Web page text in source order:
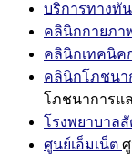
บริการทางทั
คลินิกกายภา
คลินิกเทคนิค
คลินิกโภชนา
โภชนาการแ
โรงพยาบาลสั
ศูนย์เอ็มเน็ต